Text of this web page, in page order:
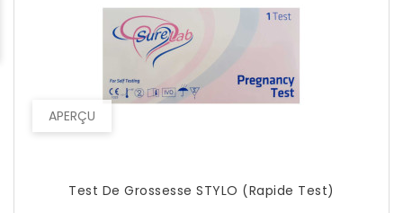
APERÇU
Test De Grossesse STYLO (Rapide Test)